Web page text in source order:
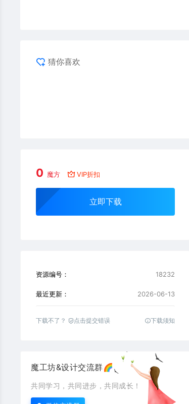
猜你喜欢
0 魔方 VIP折扣
立即下载
资源编号： 18232
最近更新： 2026-06-13
下载不了？ 点击提交错误 下载须知
魔工坊&设计交流群🌈
共同学习，共同进步，共同成长！